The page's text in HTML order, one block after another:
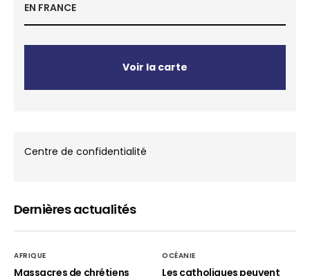
EN FRANCE
Voir la carte
Centre de confidentialité
Dernières actualités
AFRIQUE
Massacres de chrétiens
OCÉANIE
Les catholiques peuvent